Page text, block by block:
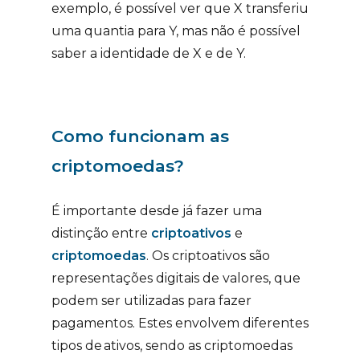
exemplo, é possível ver que X transferiu
uma quantia para Y, mas não é possível
saber a identidade de X e de Y.
Como funcionam as
criptomoedas?
É importante desde já fazer uma
distinção entre criptoativos e
criptomoedas. Os criptoativos são
representações digitais de valores, que
podem ser utilizadas para fazer
pagamentos. Estes envolvem diferentes
tipos deativos, sendo as criptomoedas